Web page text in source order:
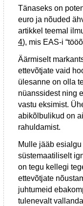
Tänaseks on
euro ja nõuded
artikkel teemal
4), mis EAS-i
Äärmiselt
ettevõtjate vaid
ülesanne on olla
nüanssidest ning
vastu eksimist.
abikõlbulikud on
rahuldamist.
Mulle jääb
süstemaatiliselt
on tegu kellegi
ettevõtjate
juhtumeid
tulenevalt